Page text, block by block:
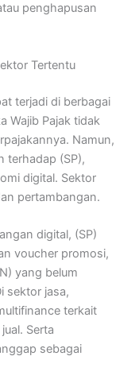
penghapusan
Tertentu
terjadi di berbagai
Wajib Pajak tidak
Namun,
terhadap (SP),
digital. Sektor
pertambangan.
digital, (SP)
voucher promosi,
yang belum
sektor jasa,
terkait
Serta
sebagai